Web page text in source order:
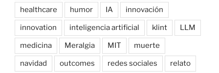
healthcare humor IA innovación
innovation inteligencia artificial klint LLM
medicina Meralgia MIT muerte
navidad outcomes redes sociales relato